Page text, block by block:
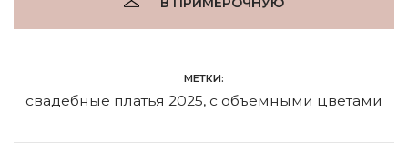
МЕТКИ:
свадебные платья 2025, с объемными цветами